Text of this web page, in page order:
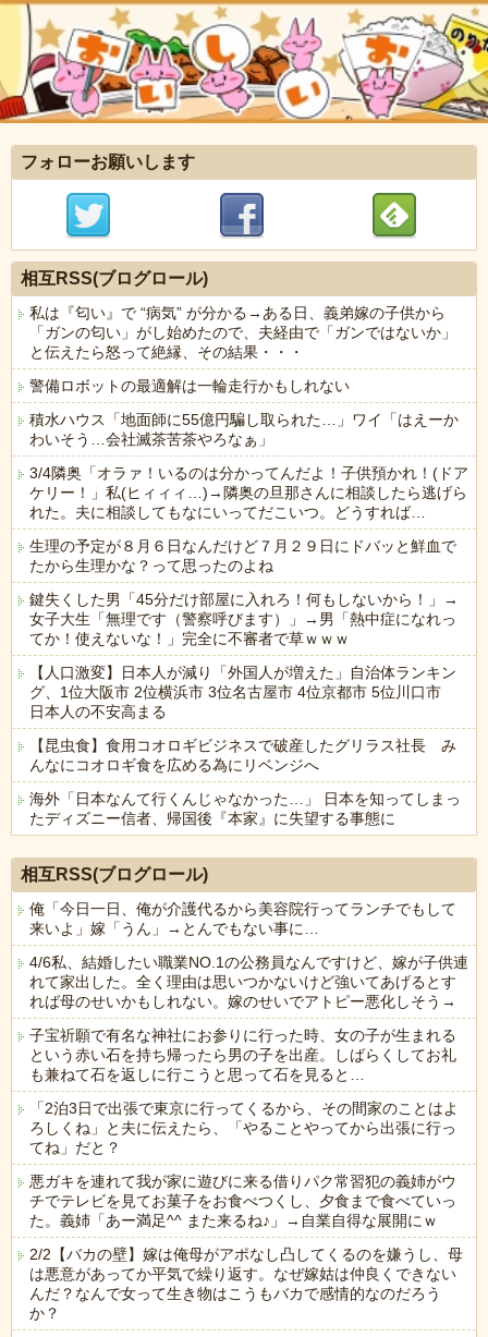
フォローお願いします
相互RSS(ブログロール)
私は『匂い』で “病気” が分かる→ある日、義弟嫁の子供から
「ガンの匂い」がし始めたので、夫経由で「ガンではないか」
と伝えたら怒って絶縁、その結果・・・
警備ロボットの最適解は一輪走行かもしれない
積水ハウス「地面師に55億円騙し取られた…」ワイ「はえーか
わいそう…会社滅茶苦茶やろなぁ」
3/4隣奥「オラァ！いるのは分かってんだよ！子供預かれ！(ドア
ケリー！」私(ヒィィィ…)→隣奥の旦那さんに相談したら逃げら
れた。夫に相談してもなにいってだこいつ。どうすれば…
生理の予定が８月６日なんだけど７月２９日にドバッと鮮血で
たから生理かな？って思ったのよね
鍵失くした男「45分だけ部屋に入れろ！何もしないから！」→
女子大生「無理です（警察呼びます）」→男「熱中症になれっ
てか！使えないな！」完全に不審者で草ｗｗｗ
【人口激変】日本人が減り「外国人が増えた」自治体ランキン
グ、1位大阪市 2位横浜市 3位名古屋市 4位京都市 5位川口市
日本人の不安高まる
【昆虫食】食用コオロギビジネスで破産したグリラス社長 み
んなにコオロギ食を広める為にリベンジへ
海外「日本なんて行くんじゃなかった…」 日本を知ってしまっ
たディズニー信者、帰国後『本家』に失望する事態に
相互RSS(ブログロール)
俺「今日一日、俺が介護代るから美容院行ってランチでもして
来いよ」嫁「うん」→とんでもない事に…
4/6私、結婚したい職業NO.1の公務員なんですけど、嫁が子供連
れて家出した。全く理由は思いつかないけど強いてあげるとす
れば母のせいかもしれない。嫁のせいでアトピー悪化しそう→
子宝祈願で有名な神社にお参りに行った時、女の子が生まれる
という赤い石を持ち帰ったら男の子を出産。しばらくしてお礼
も兼ねて石を返しに行こうと思って石を見ると…
「2泊3日で出張で東京に行ってくるから、その間家のことはよ
ろしくね」と夫に伝えたら、「やることやってから出張に行っ
てね」だと？
悪ガキを連れて我が家に遊びに来る借りパク常習犯の義姉がウ
チでテレビを見てお菓子をお食べつくし、夕食まで食べていっ
た。義姉「あー満足^^ また来るね♪」→自業自得な展開にｗ
2/2【バカの壁】嫁は俺母がアポなし凸してくるのを嫌うし、母
は悪意があってか平気で繰り返す。なぜ嫁姑は仲良くできない
んだ？なんで女って生き物はこうもバカで感情的なのだろう
か？